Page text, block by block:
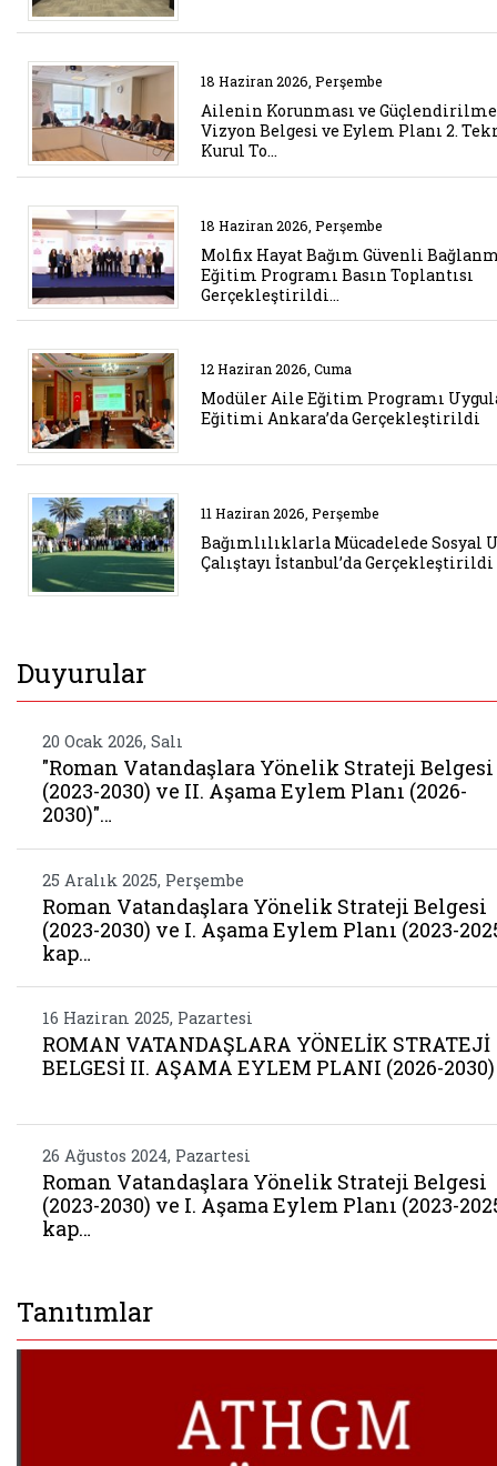
Belgeyi aç: ailenin
18 Haziran 2026, Perşembe
Ailenin Korunması ve
Vizyon Belgesi ve Eylem Planı 2.
Kurul To…
Belgeyi aç: molfix hayat
18 Haziran 2026, Perşembe
Molfix Hayat Bağım Güvenli
Eğitim Programı Basın Toplantısı
Gerçekleştirildi…
Belgeyi aç: moduler aile
12 Haziran 2026, Cuma
Modüler Aile Eğitim Programı
Eğitimi Ankara’da Gerçekleştirildi
Belgeyi aç: bagimliliklarla
11 Haziran 2026, Perşembe
Bağımlılıklarla Mücadelede Sosyal
Çalıştayı İstanbul’da Gerçekleştirildi
Duyurular
20 Ocak 2026, Salı
"Roman Vatandaşlara Yönelik Strateji Belgesi
(2023-2030) ve II. Aşama Eylem Planı (2026-
2030)"…
25 Aralık 2025, Perşembe
Roman Vatandaşlara Yönelik Strateji Belgesi
(2023-2030) ve I. Aşama Eylem Planı (2023-
kap…
16 Haziran 2025, Pazartesi
ROMAN VATANDAŞLARA YÖNELİK STRATEJİ
BELGESİ II. AŞAMA EYLEM PLANI (2026-2030)
26 Ağustos 2024, Pazartesi
Roman Vatandaşlara Yönelik Strateji Belgesi
(2023-2030) ve I. Aşama Eylem Planı (2023-
kap…
Tanıtımlar